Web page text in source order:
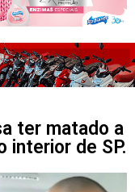
ter matado a
interior de SP.